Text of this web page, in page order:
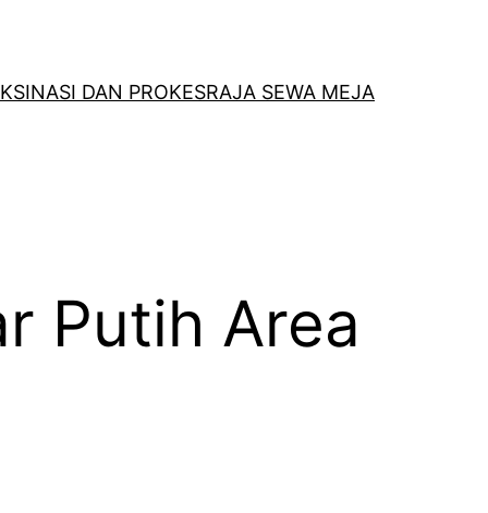
DAN PROKESRAJA SEWA MEJA
Putih Area